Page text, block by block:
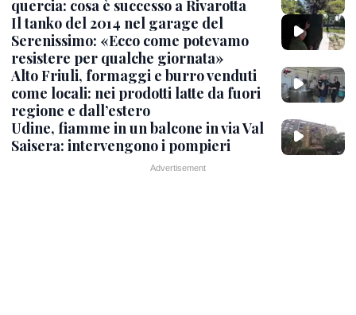
quercia: cosa è successo a Rivarotta
Il tanko del 2014 nel garage del
Serenissimo: «Ecco come potevamo
resistere per qualche giornata»
Alto Friuli, formaggi e burro venduti
come locali: nei prodotti latte da fuori
regione e dall’estero
Udine, fiamme in un balcone in via Val
Saisera: intervengono i pompieri